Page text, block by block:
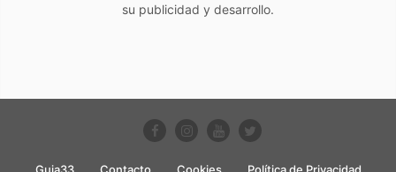
su publicidad y desarrollo.